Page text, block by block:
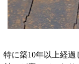
特に築10年以上経